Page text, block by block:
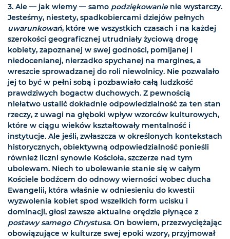
3. Ale — jak wiemy — samo podziękowanienie wystarczy.
Jesteśmy, niestety, spadkobiercami dziejów pełnych
uwarunkowań, które we wszystkich czasach i na każdej
szerokości geograficznej utrudniały życiową drogę
kobiety, zapoznanej w swej godności, pomijanej i
niedocenianej, nierzadko spychanej na margines, a
wreszcie sprowadzanej do roli niewolnicy. Nie pozwalało
jej to być w pełni sobą i pozbawiało całą ludzkość
prawdziwych bogactw duchowych. Z pewnością
niełatwo ustalić dokładnie odpowiedzialność za ten stan
rzeczy, z uwagi na głęboki wpływ wzorców kulturowych,
które w ciągu wieków kształtowały mentalność i
instytucje. Ale jeśli, zwłaszcza w określonych kontekstach
historycznych, obiektywną odpowiedzialność ponieśli
również liczni synowie Kościoła, szczerze nad tym
ubolewam. Niech to ubolewanie stanie się w całym
Kościele bodźcem do odnowy wierności wobec ducha
Ewangelii, która właśnie w odniesieniu do kwestii
wyzwolenia kobiet spod wszelkich form ucisku i
dominacji, głosi zawsze aktualne orędzie płynące z
postawy samego Chrystusa.On bowiem, przezwyciężając
obowiązujące w kulturze swej epoki wzory, przyjmował